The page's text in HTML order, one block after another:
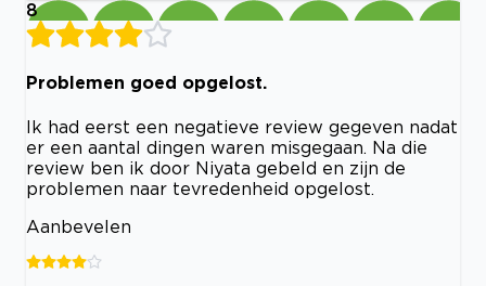
8
Problemen goed opgelost.
Ik had eerst een negatieve review gegeven nadat
er een aantal dingen waren misgegaan. Na die
review ben ik door Niyata gebeld en zijn de
problemen naar tevredenheid opgelost.
Aanbevelen